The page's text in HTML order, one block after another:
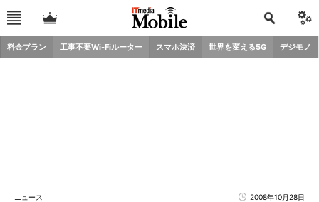
料金プラン 工事不要Wi-Fiルーター スマホ決済 世界を変える5G デジモノ
ニュース 2008年10月28日